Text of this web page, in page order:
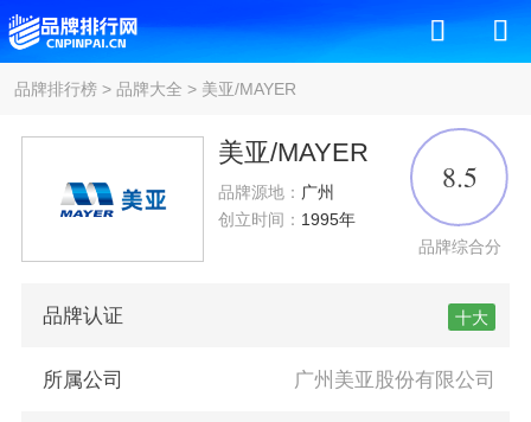
品牌排行榜> 品牌大全 > 美亚/MAYER
美亚/MAYER
品牌源地： 广州
创立时间： 1995年
8.5
品牌综合分
品牌认证 十大
所属公司 广州美亚股份有限公司